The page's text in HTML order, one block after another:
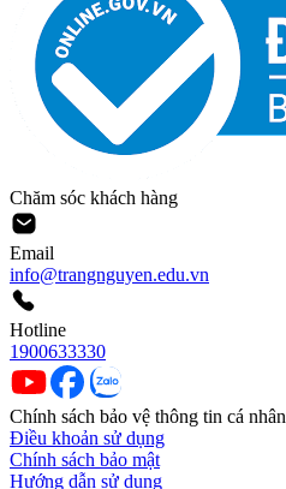
Chăm sóc khách hàng
Email
info@trangnguyen.edu.vn
Hotline
1900633330
Chính sách bảo vệ thông tin cá nhân
Điều khoản sử dụng
Chính sách bảo mật
Hướng dẫn sử dụng